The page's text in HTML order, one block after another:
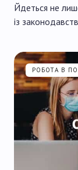
Йдеться не
із
РОБОТА В